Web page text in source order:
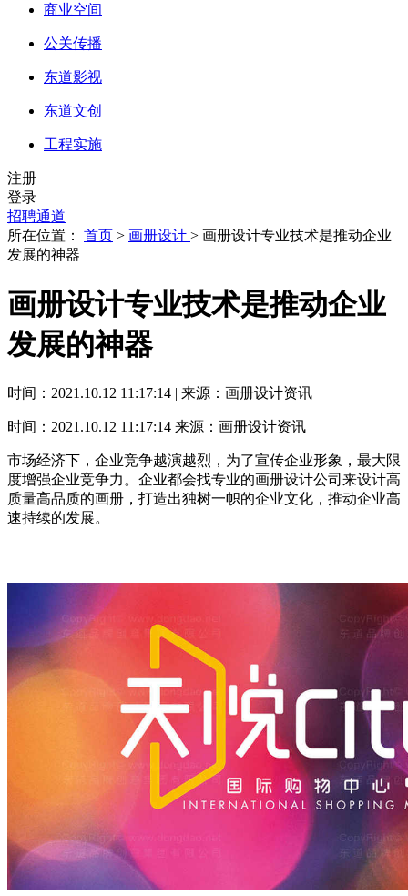
商业空间
公关传播
东道影视
东道文创
工程实施
注册
登录
招聘通道
所在位置： 首页 > 画册设计 > 画册设计专业技术是推动企业
发展的神器
画册设计专业技术是推动企业
发展的神器
时间：2021.10.12 11:17:14 | 来源：画册设计资讯
时间：2021.10.12 11:17:14 来源：画册设计资讯
市场经济下，企业竞争越演越烈，为了宣传企业形象，最大限
度增强企业竞争力。企业都会找专业的画册设计公司来设计高
质量高品质的画册，打造出独树一帜的企业文化，推动企业高
速持续的发展。